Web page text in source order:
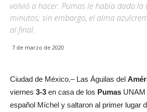
volvió a hacer. Pumas le había dado la
minutos; sin embargo, el alma
al final.
7 de marzo de 2020
Ciudad de México.– Las Águilas del
viernes 3-3 en casa de los Pumas UNAM
español Míchel y saltaron al primer lugar